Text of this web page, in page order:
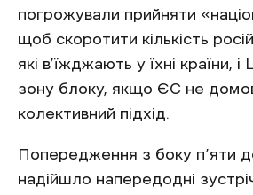
погрожували прийняти
щоб скоротити кількість
які в’їжджають у їхні країни,
зону блоку, якщо ЄС не
колективний підхід.
Попередження з боку п’яти
надійшло напередодні